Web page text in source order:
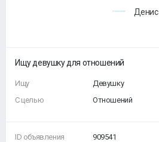
Денис
Ищу девушку для отношений
Ищу
С целью
Девушку
Отношений
ID объявления
909541